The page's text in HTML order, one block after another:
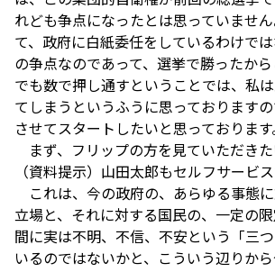
れども争点になったとは思っていませ
て、政府に白紙委任をしているわけで
の争点なのであって、選挙で勝ったか
でも数で押し通すということでは、私
てしまうというふうに思っております
させてスタートしたいと思っております
まず、フリップの方を見ていただきた
（資料提示）山田太郎もセルフサービス
これは、今の政府の、あらゆる事態
立場と、それに対する国民の、一定の
間に実は不明、不信、不安という「三
いるのではないかと、こういう辺りか